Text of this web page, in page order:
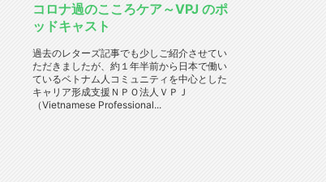
コロナ過のこころケア～VPJ のポ
ッドキャスト
過去のレターズ記事でも少しご紹介させてい
ただきましたが、約１年半前から日本で働い
ているベトナム人コミュニティを中心とした
キャリア形成支援ＮＰＯ法人ＶＰＪ
（Vietnamese Professional...